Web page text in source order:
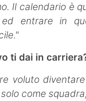
Il calendario è
entrare in
ti dai in
voluto
come